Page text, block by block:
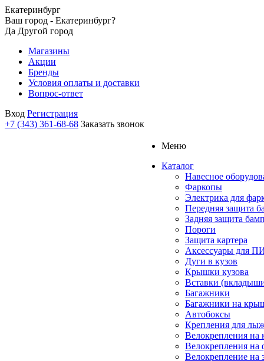
Екатеринбург
Ваш город - Екатеринбург?
Да Другой город
Магазины
Акции
Бренды
Условия оплаты и доставки
Вопрос-ответ
Вход Регистрация
+7 (343) 361-68-68 Заказать звонок
Меню
Каталог
Навесное
Фаркопы
Электрика для
Передняя защита
Задняя защита
Пороги
Защита картера
Аксессуары для
Дуги в кузов
Крышки кузова
Вставки
Багажники
Багажники на
Автобоксы
Крепления для
Велокрепления
Велокрепления на
Велокрепление на